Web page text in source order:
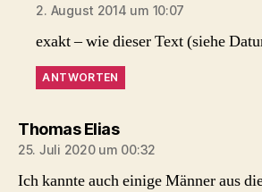
2. August 2014 um 10:07
exakt – wie dieser Text (siehe
ANTWORTEN
Thomas Eliassagt:
25. Juli 2020 um 00:32
Ich kannte auch einige Männer aus